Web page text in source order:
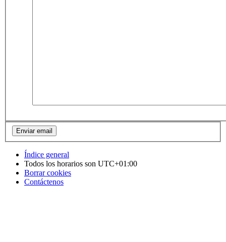
Índice general
Todos los horarios son UTC+01:00
Borrar cookies
Contáctenos